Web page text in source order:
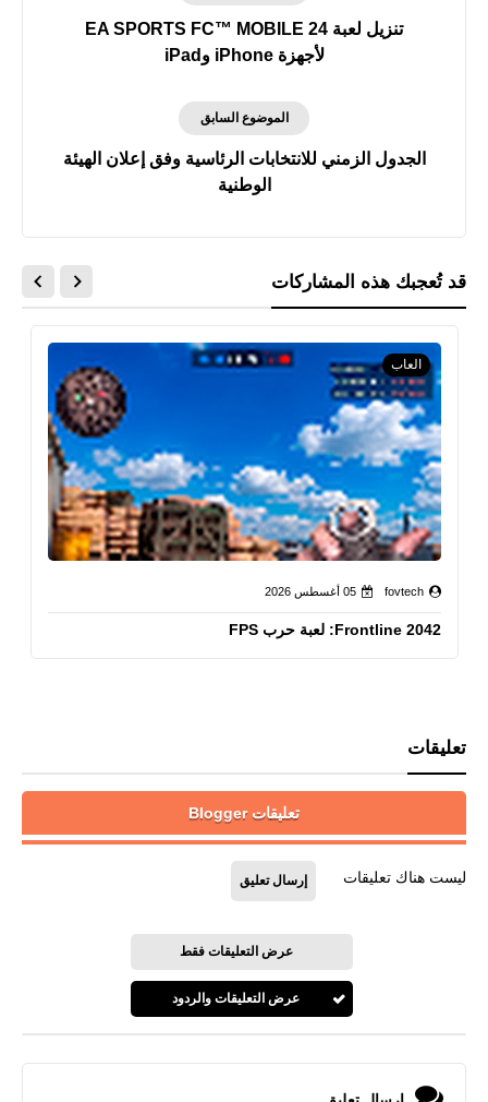
تنزيل لعبة EA SPORTS FC™ MOBILE 24
لأجهزة iPhone وiPad
الموضوع السابق
الجدول الزمني للانتخابات الرئاسية وفق إعلان الهيئة
الوطنية
قد تُعجبك هذه المشاركات
العاب
fovtech 05 أغسطس 2026
Frontline 2042: لعبة حرب FPS
تعليقات
تعليقات Blogger
ليست هناك تعليقات إرسال تعليق
عرض التعليقات فقط
عرض التعليقات والردود